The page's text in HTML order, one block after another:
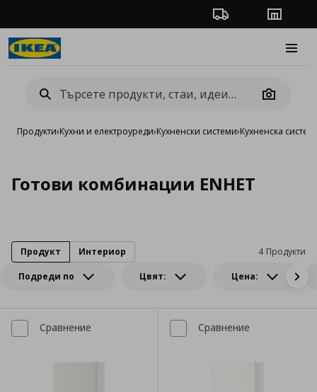
Проследяване на
Camera
Продукти›Кухни и електроуреди›Кухненски системи›Кухненска
Готови комбинации ENHET
Подреди по Цвят: Цена:
4 Продукти
Продукт Интериор
Сравнение Сравнение